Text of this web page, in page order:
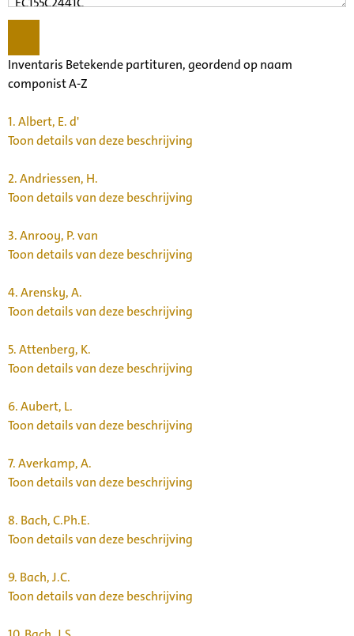
Inventaris Betekende partituren, geordend op naam
componist A-Z
1.Albert, E. d'
Toon details van deze beschrijving
2.Andriessen, H.
Toon details van deze beschrijving
3.Anrooy, P. van
Toon details van deze beschrijving
4.Arensky, A.
Toon details van deze beschrijving
5.Attenberg, K.
Toon details van deze beschrijving
6.Aubert, L.
Toon details van deze beschrijving
7.Averkamp, A.
Toon details van deze beschrijving
8. Bach, C.Ph.E.
Toon details van deze beschrijving
9. Bach, J.C.
Toon details van deze beschrijving